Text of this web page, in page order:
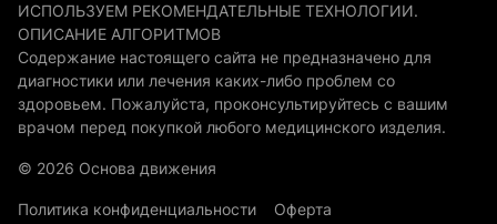
ИСПОЛЬЗУЕМ РЕКОМЕНДАТЕЛЬНЫЕ ТЕХНОЛОГИИ.
ОПИСАНИЕ АЛГОРИТМОВ
Содержание настоящего сайта не предназначено для
диагностики или лечения каких-либо проблем со
здоровьем. Пожалуйста, проконсультируйтесь с вашим
врачом перед покупкой любого медицинского изделия.
© 2026 Основа движения
Политика конфиденциальности Оферта